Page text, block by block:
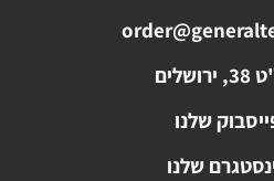
שלנו
שלנו